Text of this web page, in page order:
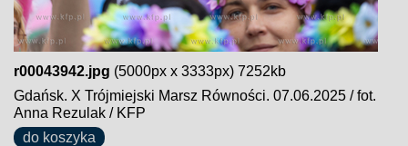
r00043942.jpg (5000px x 3333px) 7252kb
Gdańsk. X Trójmiejski Marsz Równości. 07.06.2025 / fot.
Anna Rezulak / KFP
do koszyka